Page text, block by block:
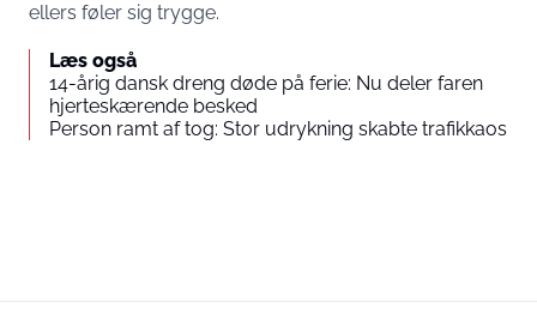
ellers føler sig trygge.
Læs også
14-årig dansk dreng døde på ferie: Nu deler faren
hjerteskærende besked
Person ramt af tog: Stor udrykning skabte trafikkaos